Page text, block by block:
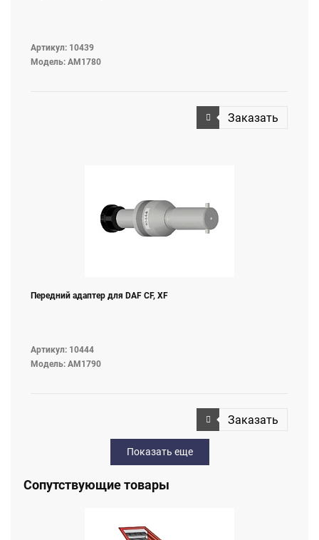
Артикул: 10439
Модель: AM1780
Заказать
Передний адаптер для DAF CF, XF
Артикул: 10444
Модель: AM1790
Заказать
Показать еще
Сопутствующие товары